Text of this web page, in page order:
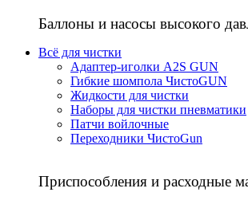
Баллоны и насосы высокого
Всё для чистки
Адаптер-иголки A2S GUN
Гибкие шомпола ЧистоGUN
Жидкости для чистки
Наборы для чистки пневматики
Патчи войлочные
Переходники ЧистоGun
Приспособления и расходные